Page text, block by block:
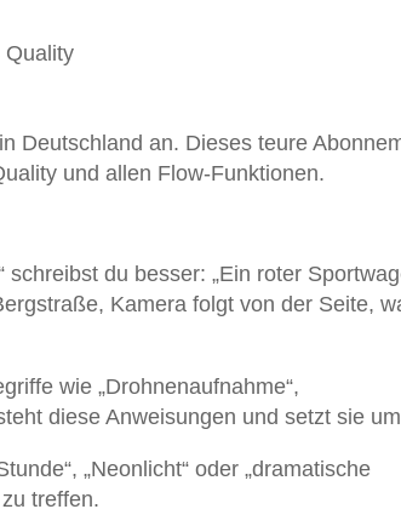
Quality
Deutschland an. Dieses teure
und allen Flow-Funktionen.
schreibst du besser: „Ein roter
Kamera folgt von der Seite,
wie „Drohnenaufnahme“,
diese Anweisungen und setzt sie
„Neonlicht“ oder „dramatische
treffen.